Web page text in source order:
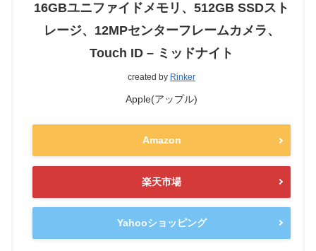
16GBユニファイドメモリ、512GB SSDスト
レージ、12MPセンターフレームカメラ、
Touch ID – ミッドナイト
created by Rinker
Apple(アップル)
Amazon
楽天市場
Yahooショッピング